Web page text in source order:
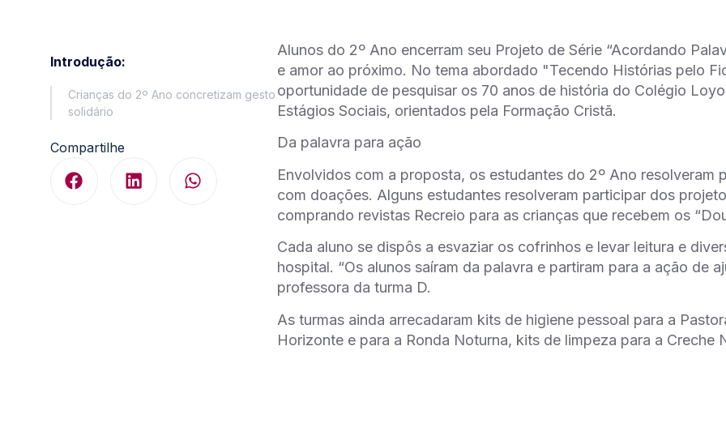
Introdução:
Crianças do 2º Ano concretizam gesto
solidário
Compartilhe
Alunos do 2º Ano encerram seu Projeto de Série “Acordando
e amor ao próximo. No tema abordado "Tecendo Histórias pelo
oportunidade de pesquisar os 70 anos de história do Colégio
Estágios Sociais, orientados pela Formação Cristã.
Da palavra para ação
Envolvidos com a proposta, os estudantes do 2º Ano resolveram
com doações. Alguns estudantes resolveram participar dos
comprando revistas Recreio para as crianças que recebem os
Cada aluno se dispôs a esvaziar os cofrinhos e levar leitura e
hospital. “Os alunos saíram da palavra e partiram para a ação de
professora da turma D.
As turmas ainda arrecadaram kits de higiene pessoal para a
Horizonte e para a Ronda Noturna, kits de limpeza para a Creche